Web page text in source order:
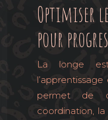
Optimiser
pour
La longe
permet de
coordination,